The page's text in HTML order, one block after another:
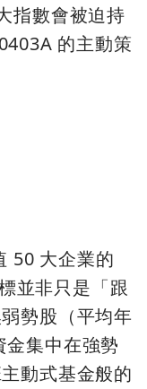
指數會被迫持
的主動策
大企業的
並非只是「跟
勢股（平均年
集中在強勢
動式基金般的